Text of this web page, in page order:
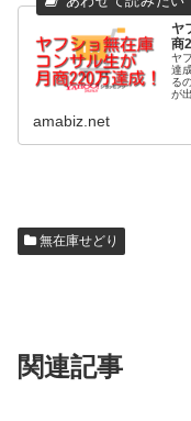
ヤ
商
ヤ
達
る
が
amabiz.net
無在庫せどり
関連記事